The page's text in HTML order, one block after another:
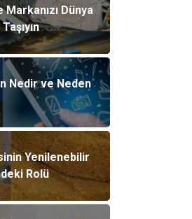
Markanızı Dünya
Nedir ve Neden
Yenilenebilir
Rolü